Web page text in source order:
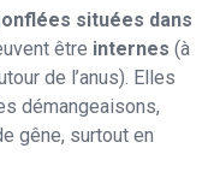
situées dans
être internes (à
de l’anus). Elles
démangeaisons,
gêne, surtout en